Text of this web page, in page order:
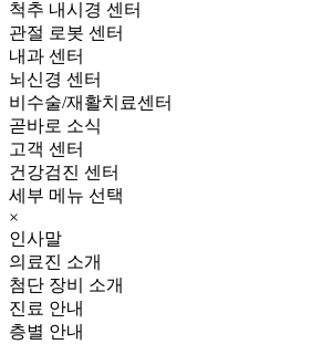
척추 내시경 센터
관절 로봇 센터
내과 센터
뇌신경 센터
비수술/재활치료센터
곧바로 소식
고객 센터
건강검진 센터
세부 메뉴 선택
×
인사말
의료진 소개
첨단 장비 소개
진료 안내
층별 안내